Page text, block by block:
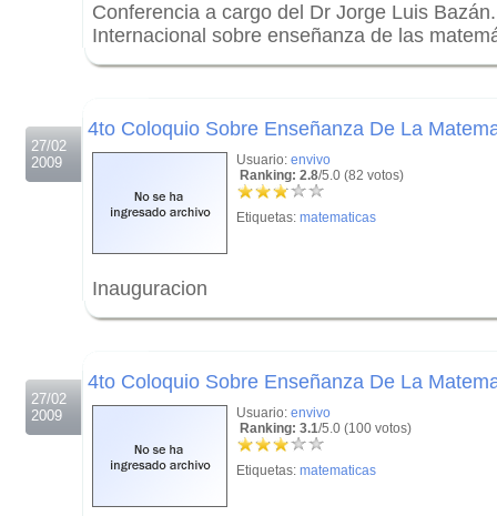
Conferencia a cargo del Dr Jorge Luis
Internacional sobre enseñanza de las
27/02
2009
4to Coloquio Sobre Enseñanza De La
Usuario: envivo
Ranking: 2.8/5.0 (82 votos)
Etiquetas: matematicas
Inauguracion
27/02
2009
4to Coloquio Sobre Enseñanza De La
Usuario: envivo
Ranking: 3.1/5.0 (100 votos)
Etiquetas: matematicas